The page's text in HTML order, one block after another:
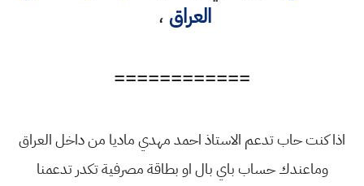
العراق ،
============
اذا كنت حاب تدعم الاستاذ احمد مهدي ماديا من داخل العراق
وماعندك حساب باي بال او بطاقة مصرفية تكدر تدعمنا